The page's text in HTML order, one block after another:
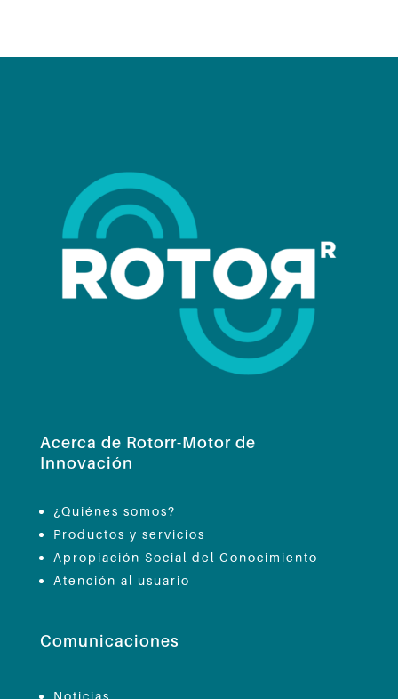
Acerca de Rotorr-Motor de
Innovación
¿Quiénes somos?
Productos y servicios
Apropiación Social del Conocimiento
Atención al usuario
Comunicaciones
Noticias